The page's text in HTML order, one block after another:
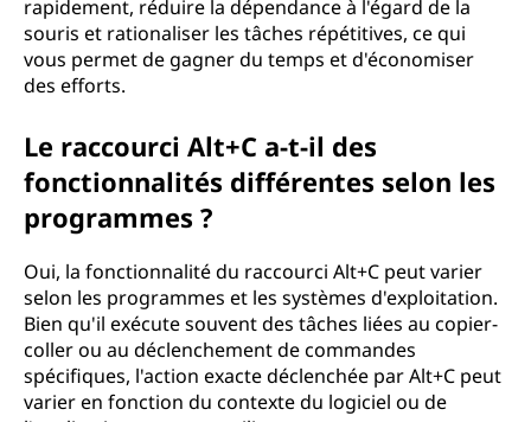
rapidement, réduire la dépendance à l'égard de la
souris et rationaliser les tâches répétitives, ce qui
vous permet de gagner du temps et d'économiser
des efforts.
Le raccourci Alt+C a-t-il des
fonctionnalités différentes selon les
programmes ?
Oui, la fonctionnalité du raccourci Alt+C peut varier
selon les programmes et les systèmes d'exploitation.
Bien qu'il exécute souvent des tâches liées au copier-
coller ou au déclenchement de commandes
spécifiques, l'action exacte déclenchée par Alt+C peut
varier en fonction du contexte du logiciel ou de